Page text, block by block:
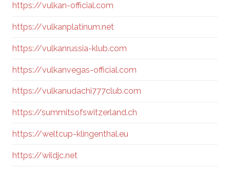
https://vulkan-official.com
https://vulkanplatinum.net
https://vulkanrussia-klub.com
https://vulkanvegas-official.com
https://vulkanudachi777club.com
https://summitsofswitzerland.ch
https://weltcup-klingenthal.eu
https://wildjc.net